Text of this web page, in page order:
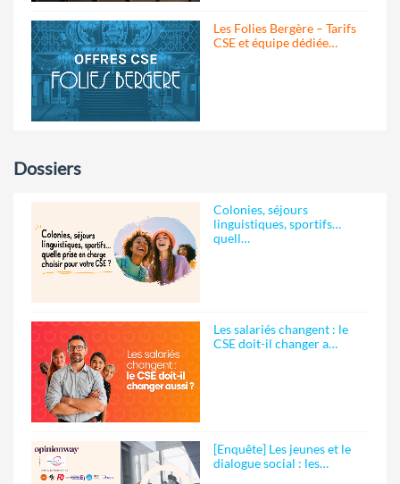
Les Folies Bergère – Tarifs
CSE et équipe dédiée…
Dossiers
Colonies, séjours
linguistiques, sportifs…
quell…
Les salariés changent : le
CSE doit-il changer a…
[Enquête] Les jeunes et le
dialogue social : les…